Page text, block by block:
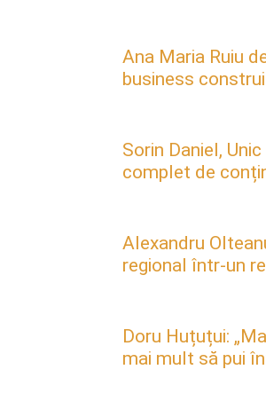
Ana Maria Ruiu
business
Sorin Daniel,
complet de
Alexandru
regional într-un
Doru Huțuțui:
mai mult să pui